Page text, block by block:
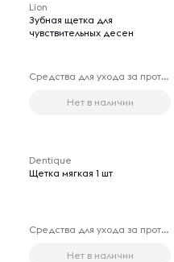
Lion
Зубная щетка для
чувствительных десен
Средства для ухода за протезами
Нет в наличии
Dentique
Щетка мягкая 1 шт
Средства для ухода за протезами
Нет в наличии